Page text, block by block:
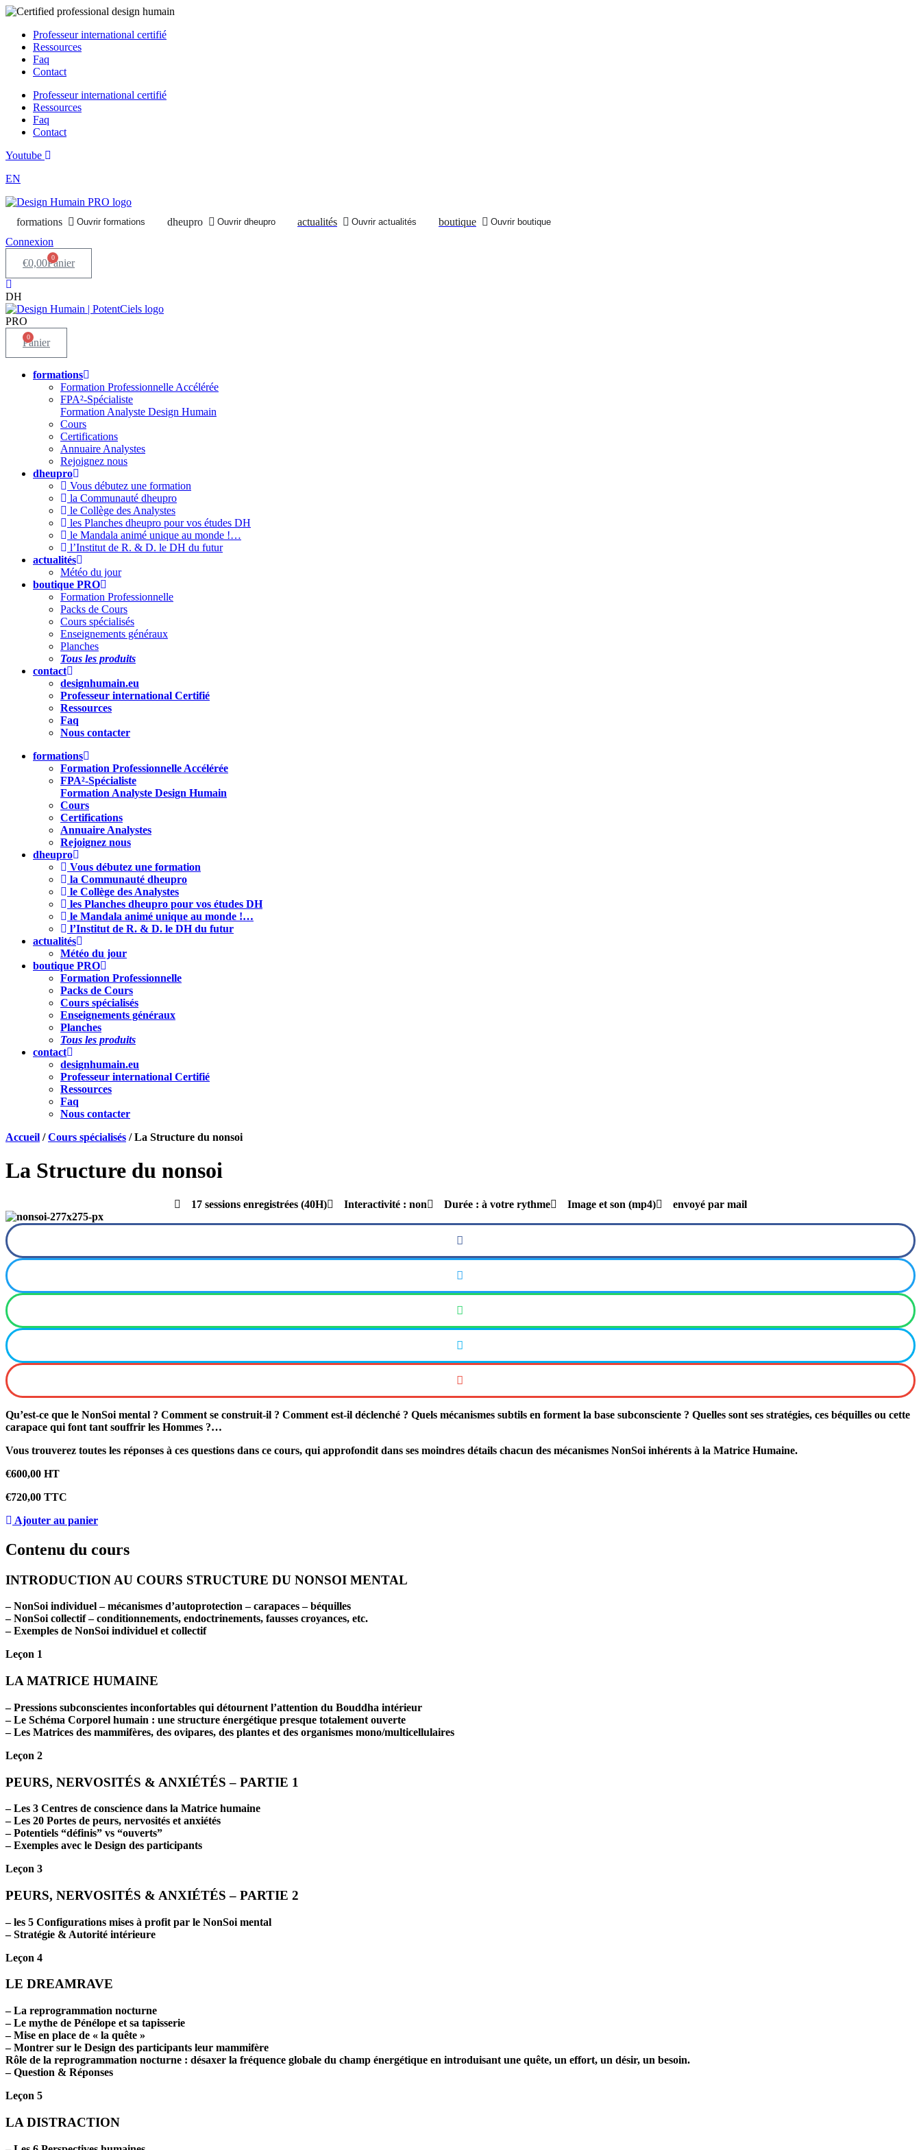
Aller
contenuProfesseur international certifié
Ressources
Faq
Contact
Professeur international certifié
Ressources
Faq
Contact
Youtube
EN
formations Ouvrir formations dheupro Ouvrir dheupro actualités Ouvrir actualités boutique Ouvrir boutique
Connexion
€0,00 0
Panier
DH
PRO
0
Panier
formations
Formation Professionnelle Accélérée
FPA²-Spécialiste
Formation Analyste Design Humain
Cours
Certifications
Annuaire Analystes
Rejoignez nous
dheupro
Vous débutez une formation
la Communauté dheupro
le Collège des Analystes
les Planches dheupro pour vos études DH
le Mandala animé unique au monde !…
l’Institut de R. & D. le DH du futur
actualités
Météo du jour
boutique PRO
Formation Professionnelle
Packs de Cours
Cours spécialisés
Enseignements généraux
Planches
Tous les produits
contact
designhumain.eu
Professeur international Certifié
Ressources
Faq
Nous contacter
formations
Formation Professionnelle Accélérée
FPA²-Spécialiste
Formation Analyste Design Humain
Cours
Certifications
Annuaire Analystes
Rejoignez nous
dheupro
Vous débutez une formation
la Communauté dheupro
le Collège des Analystes
les Planches dheupro pour vos études DH
le Mandala animé unique au monde !…
l’Institut de R. & D. le DH du futur
actualités
Météo du jour
boutique PRO
Formation Professionnelle
Packs de Cours
Cours spécialisés
Enseignements généraux
Planches
Tous les produits
contact
designhumain.eu
Professeur international Certifié
Ressources
Faq
Nous contacter
Accueil /Cours spécialisés / La Structure du nonsoi
La Structure du nonsoi
17 sessions enregistrées (40H) Interactivité : non Durée : à votre rythme Image et son (mp4) envoyé par mail
Qu’est-ce que le NonSoi mental ? Comment se construit-il ? Comment est-il déclenché ? Quels mécanismes subtils en forment la base subconsciente ? Quelles sont ses stratégies, ces béquilles ou cette
carapace qui font tant souffrir les Hommes ?…
Vous trouverez toutes les réponses à ces questions dans ce cours, qui approfondit dans ses moindres détails chacun des mécanismes NonSoi inhérents à la Matrice Humaine.
€600,00 HT
€720,00 TTC
Ajouter au panier
Contenu du cours
INTRODUCTION AU COURS STRUCTURE DU NONSOI MENTAL
– NonSoi individuel – mécanismes d’autoprotection – carapaces – béquilles
– NonSoi collectif – conditionnements, endoctrinements, fausses croyances, etc.
– Exemples de NonSoi individuel et collectif
Leçon 1
LA MATRICE HUMAINE
– Pressions subconscientes inconfortables qui détournent l’attention du Bouddha intérieur
– Le Schéma Corporel humain : une structure énergétique presque totalement ouverte
– Les Matrices des mammifères, des ovipares, des plantes et des organismes mono/multicellulaires
Leçon 2
PEURS, NERVOSITÉS & ANXIÉTÉS – PARTIE 1
– Les 3 Centres de conscience dans la Matrice humaine
– Les 20 Portes de peurs, nervosités et anxiétés
– Potentiels “définis” vs “ouverts”
– Exemples avec le Design des participants
Leçon 3
PEURS, NERVOSITÉS & ANXIÉTÉS – PARTIE 2
– les 5 Configurations mises à profit par le NonSoi mental
– Stratégie & Autorité intérieure
Leçon 4
LE DREAMRAVE
– La reprogrammation nocturne
– Le mythe de Pénélope et sa tapisserie
– Mise en place de « la quête »
– Montrer sur le Design des participants leur mammifère
Rôle de la reprogrammation nocturne : désaxer la fréquence globale du champ énergétique en introduisant une quête, un effort, un désir, un besoin.
– Question & Réponses
Leçon 5
LA DISTRACTION